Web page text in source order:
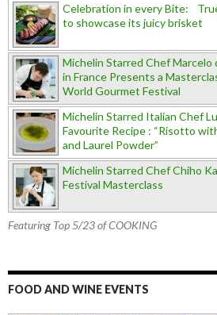
Celebration in every Bite:
to showcase its juicy brisket
Michelin Starred Chef Marcelo
in France Presents a
World Gourmet Festival
Michelin Starred Italian Chef
Favourite Recipe : “Risotto
and Laurel Powder”
Michelin Starred Chef Chiho
Festival Masterclass
Featuring Top 5/23 of COOKING
FOOD AND WINE EVENTS